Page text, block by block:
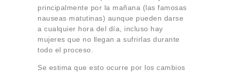
principalmente por la mañana (las famosas
nauseas matutinas) aunque pueden darse
a cualquier hora del día, incluso hay
mujeres que no llegan a sufrirlas durante
todo el proceso.
Se estima que esto ocurre por los cambios